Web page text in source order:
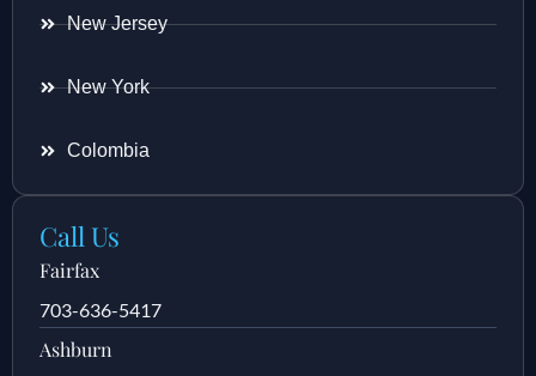
New Jersey
New York
Colombia
Call Us
Fairfax
703-636-5417
Ashburn